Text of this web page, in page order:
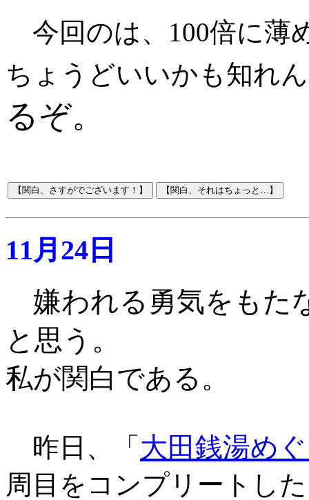
今回のは、100倍に薄
ちょうどいいかも知れ
るぞ。
11月24日
嫌われる勇気をもた
と思う。
私が関白である 。
昨日、「 大田銭湯め
周目をコンプリートし